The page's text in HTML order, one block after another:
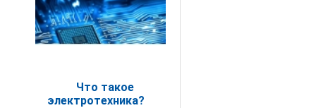
Что такое
электротехника?